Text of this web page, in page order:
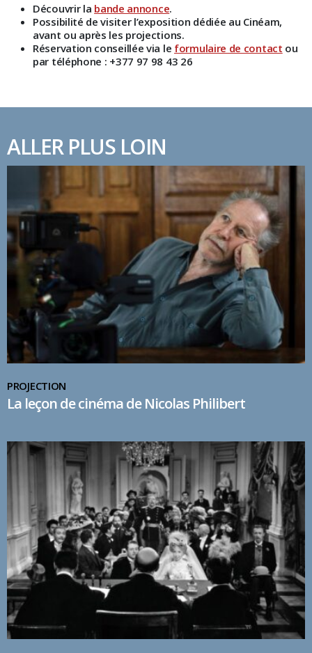
Découvrir la bande annonce.
Possibilité de visiter l’exposition dédiée au Cinéam,
avant ou après les projections.
Réservation conseillée via le formulaire de contact ou
par téléphone : +377 97 98 43 26
ALLER PLUS LOIN
PROJECTION
La leçon de cinéma de Nicolas Philibert